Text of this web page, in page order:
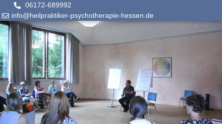
06172-689992
info@heilpraktiker-psychotherapie-hessen.de